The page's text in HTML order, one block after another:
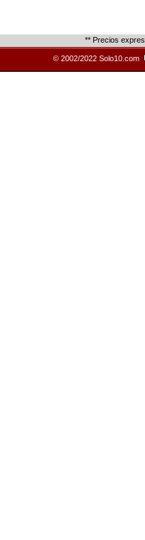
** Precios
© 2002/2022 Solo10.com